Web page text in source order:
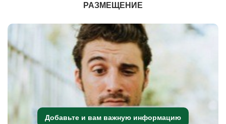
РАЗМЕЩЕНИЕ
Добавьте и вам важную информацию